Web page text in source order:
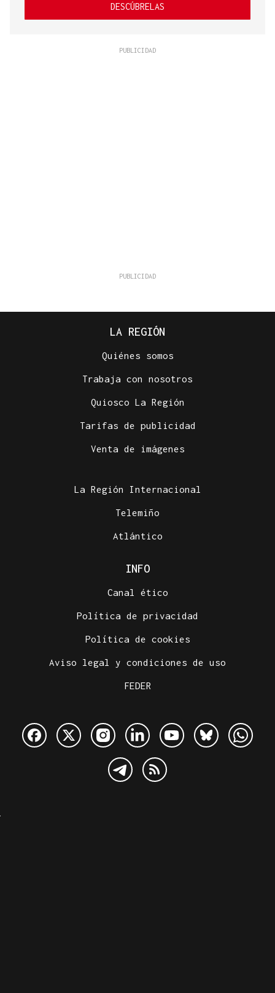
DESCÚBRELAS
LA REGIÓN
Quiénes somos
Trabaja con nosotros
Quiosco La Región
Tarifas de publicidad
Venta de imágenes
La Región Internacional
Telemiño
Atlántico
INFO
Canal ético
Política de privacidad
Política de cookies
Aviso legal y condiciones de uso
FEDER